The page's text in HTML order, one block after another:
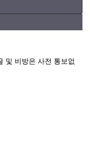
및 비방은 사전 통보없